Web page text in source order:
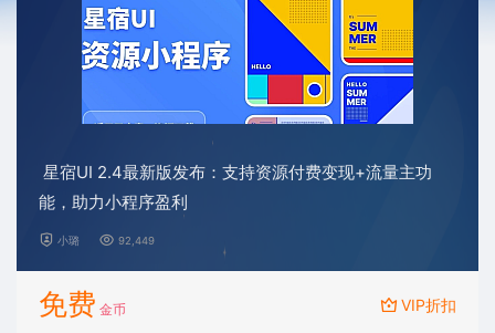
星宿UI 2.4最新版发布：支持资源付费变现+流量主功
能，助力小程序盈利
小璐 92,449
免费 金币 VIP折扣